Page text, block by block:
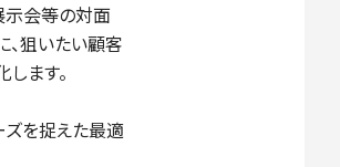
示会等の対面
、狙いたい顧客
ます。
ズを捉えた最適